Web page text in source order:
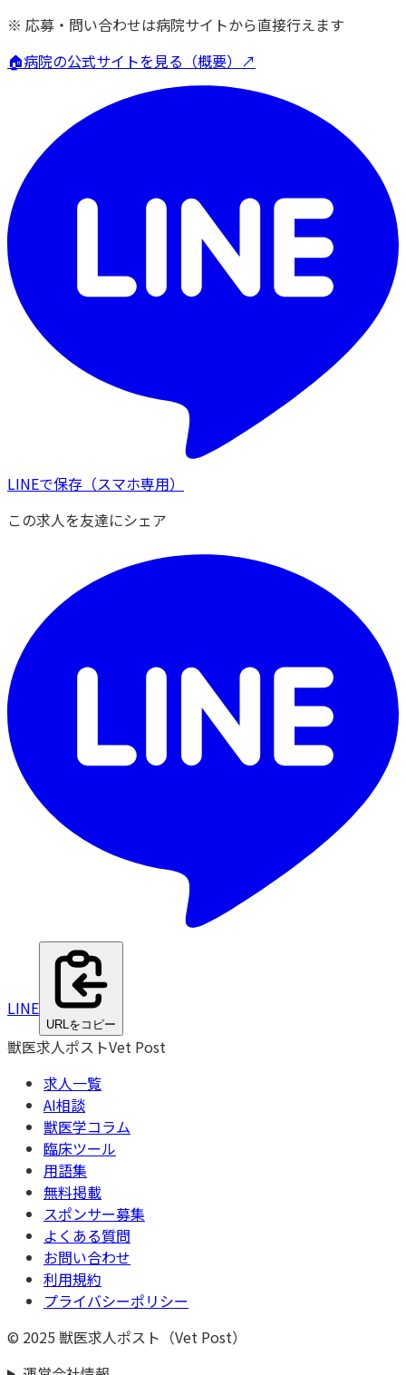
※ 応募・問い合わせは病院サイトから直接行えます
🏠病院の公式サイトを見る（概要）↗
LINEで保存 （スマホ専用）
この求人を友達にシェア
LINE
URLをコピー
獣医求人ポストVet Post
求人一覧
AI相談
獣医学コラム
臨床ツール
用語集
無料掲載
スポンサー募集
よくある質問
お問い合わせ
利用規約
プライバシーポリシー
© 2025 獣医求人ポスト（Vet Post）